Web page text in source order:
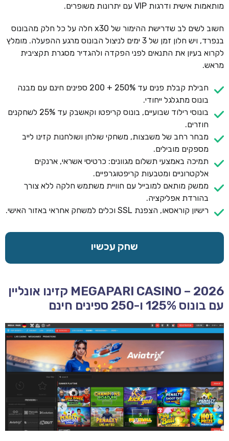
מותאמות אישית ודרגות VIP עם יתרונות משופרים.
חשוב לשים לב שדרישת ההימור של x30 חלה על כל חלק מהבונוס
בנפרד, ויש חלון זמן של 3 ימים לניצול הבונוס מרגע ההפעלה. מומלץ
לקרוא בעיון את התנאים לפני הפקדה ולהגדיר מסגרת תקציבית
מראש.
חבילת קבלת פנים עד 250% + 200 ספינים חינם עם מבנה
בונוס מתגלגל ייחודי.
בונוסי רילוד שבועיים, בונוס קריפטו וקאשבק עד 25% לשחקנים
חוזרים.
מבחר רחב של משבצות, משחקי שולחן ושולחנות קזינו לייב
מספקים מובילים.
תמיכה באמצעי תשלום מגוונים: כרטיסי אשראי, ארנקים
אלקטרוניים ומטבעות קריפטוגרפיים.
ממשק מותאם למובייל עם חוויית משתמש חלקה ללא צורך
בהורדת אפליקציה.
רישיון קוראסאו, הצפנת SSL וכלים למשחק אחראי באזור האישי.
שחק עכשיו
MEGAPARI CASINO – 2026 קזינו אונליין
עם בונוס 125% ו-250 ספינים חינם